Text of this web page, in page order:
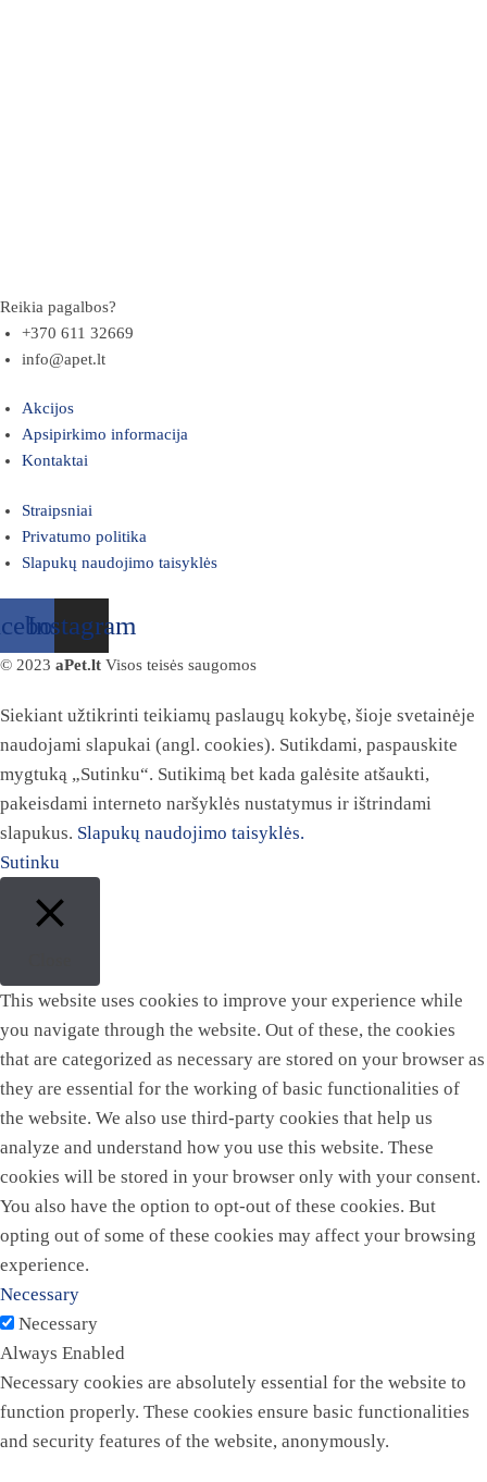
Reikia pagalbos?
+370 611 32669
info@apet.lt
Akcijos
Apsipirkimo informacija
Kontaktai
Straipsniai
Privatumo politika
Slapukų naudojimo taisyklės
Instagram
© 2023 aPet.lt Visos teisės saugomos
Siekiant užtikrinti teikiamų paslaugų kokybę, šioje svetainėje
naudojami slapukai (angl. cookies). Sutikdami, paspauskite
mygtuką „Sutinku“. Sutikimą bet kada galėsite atšaukti,
pakeisdami interneto naršyklės nustatymus ir ištrindami
slapukus. Slapukų naudojimo taisyklės.
Sutinku
This website uses cookies to improve your experience while
you navigate through the website. Out of these, the cookies
that are categorized as necessary are stored on your browser as
they are essential for the working of basic functionalities of
the website. We also use third-party cookies that help us
analyze and understand how you use this website. These
cookies will be stored in your browser only with your consent.
You also have the option to opt-out of these cookies. But
opting out of some of these cookies may affect your browsing
experience.
Necessary
Necessary
Always Enabled
Necessary cookies are absolutely essential for the website to
function properly. These cookies ensure basic functionalities
and security features of the website, anonymously.